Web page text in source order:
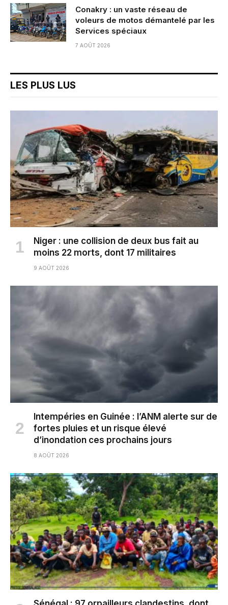
Conakry : un vaste réseau de
voleurs de motos démantelé par les
Services spéciaux
7 AOÛT 2026
LES PLUS LUS
Niger : une collision de deux bus fait au
moins 22 morts, dont 17 militaires
9 AOÛT 2026
Intempéries en Guinée : l’ANM alerte sur de
fortes pluies et un risque élevé
d’inondation ces prochains jours
8 AOÛT 2026